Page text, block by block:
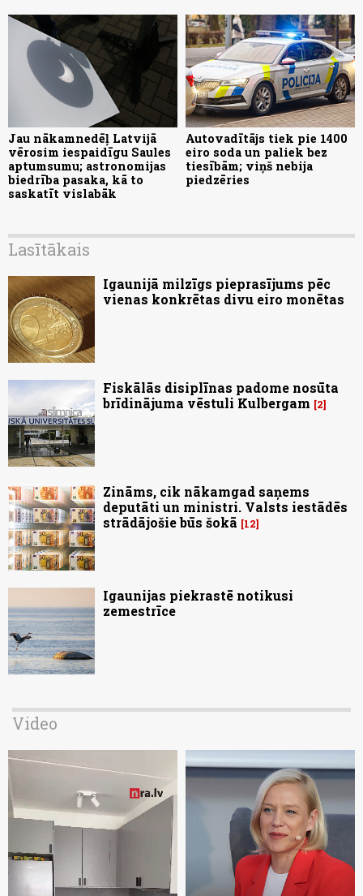
Jau nākamnedēļ Latvijā
vērosim iespaidīgu Saules
aptumsumu; astronomijas
biedrība pasaka, kā to
saskatīt vislabāk
Autovadītājs tiek pie 1400
eiro soda un paliek bez
tiesībām; viņš nebija
piedzēries
Lasītākais
Igaunijā milzīgs pieprasījums pēc
vienas konkrētas divu eiro monētas
Fiskālās disiplīnas padome nosūta
brīdinājuma vēstuli Kulbergam
2
Zināms, cik nākamgad saņems
deputāti un ministri. Valsts iestādēs
strādājošie būs šokā
12
Igaunijas piekrastē notikusi
zemestrīce
Video